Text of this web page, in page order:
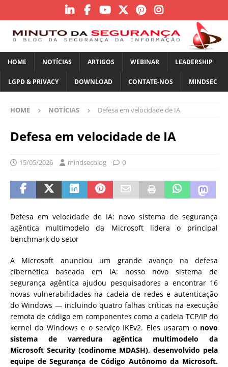
HOME NOTÍCIAS ARTIGOS WEBINAR LEADERSHIP
LGPD & PRIVACY DOWNLOAD CONTATE-NOS MINDSEC
HOME NOTÍCIAS Defesa em velocidade de IA
Defesa em velocidade de IA
15/05/2026 mindsecblog 0
Defesa em velocidade de IA: novo sistema de segurança
agêntica multimodelo da Microsoft lidera o principal
benchmark do setor
A Microsoft anunciou um grande avanço na defesa
cibernética baseada em IA: nosso novo sistema de
segurança agêntica ajudou pesquisadores a encontrar 16
novas vulnerabilidades na cadeia de redes e autenticação
do Windows — incluindo quatro falhas críticas na execução
remota de código em componentes como a cadeia TCP/IP do
kernel do Windows e o serviço IKEv2. Eles usaram o novo
sistema de varredura agêntica multimodelo da
Microsoft Security (codinome MDASH), desenvolvido pela
equipe de Segurança de Código Autônomo da Microsoft.